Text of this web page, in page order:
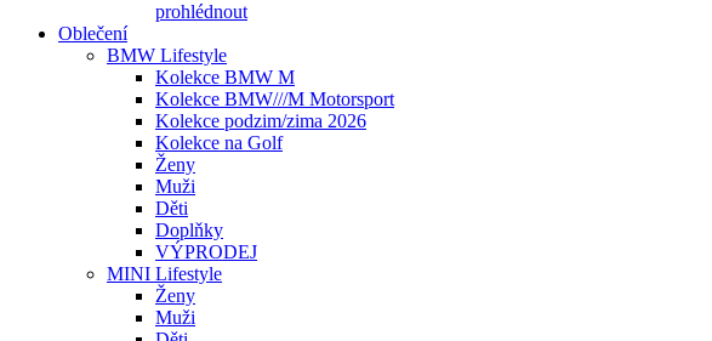
prohlédnout
Oblečení
BMW Lifestyle
Kolekce BMW M
Kolekce BMW///M Motorsport
Kolekce podzim/zima 2026
Kolekce na Golf
Ženy
Muži
Děti
Doplňky
VÝPRODEJ
MINI Lifestyle
Ženy
Muži